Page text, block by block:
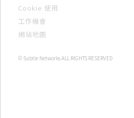
Cookie 使用
工作機會
網站地圖
© Subtle Networks ALL RIGHTS RESERVED